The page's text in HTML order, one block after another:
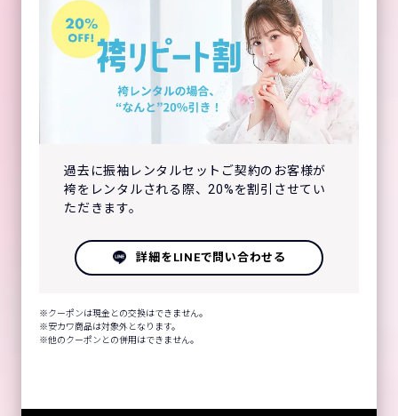
過去に振袖レンタルセットご契約のお客様が
袴をレンタルされる際、20%を割引させてい
ただきます。
詳細をLINEで問い合わせる
クーポンは現金との交換はできません。
安カワ商品は対象外となります。
他のクーポンとの併用はできません。